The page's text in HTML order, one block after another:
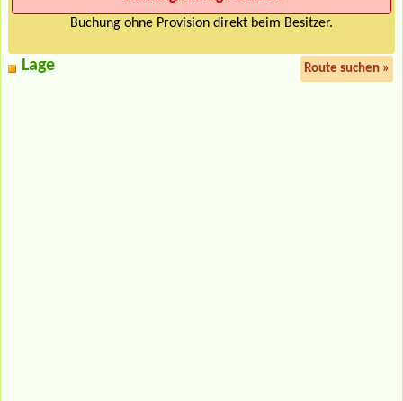
Buchung ohne Provision direkt beim Besitzer.
Lage Route suchen »